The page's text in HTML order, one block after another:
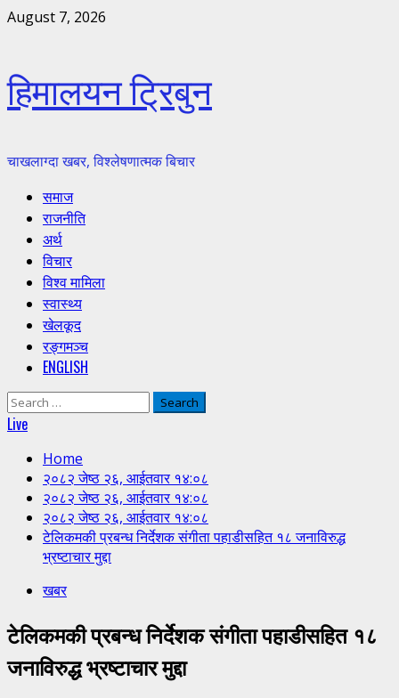
Skip
August 7, 2026
हिमालयन ट्रिबुन
चाखलाग्दा खबर, विश्लेषणात्मक बिचार
Primary
Menu
समाज
राजनीति
अर्थ
विचार
विश्व मामिला
स्वास्थ्य
खेलकूद
रङ्गमञ्च
ENGLISH
Search
for:
Live
Home
२०८२ जेष्ठ २६, आईतवार १४:०८
२०८२ जेष्ठ २६, आईतवार १४:०८
२०८२ जेष्ठ २६, आईतवार १४:०८
टेलिकमकी प्रबन्ध निर्देशक संगीता पहाडीसहित १८ जनाविरुद्ध
भ्रष्टाचार मुद्दा
खबर
टेलिकमकी प्रबन्ध निर्देशक संगीता पहाडीसहित १८
जनाविरुद्ध भ्रष्टाचार मुद्दा